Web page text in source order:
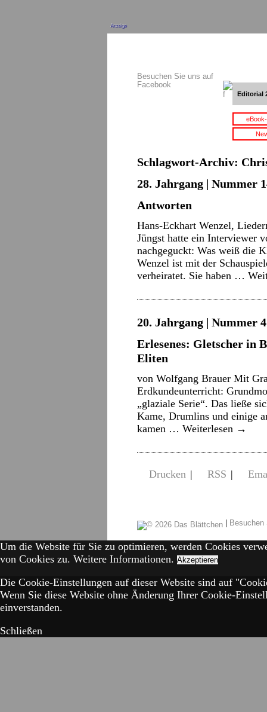
Anzeige
Besuchen Sie uns auf
Facebook
Editorial
Schlagwort-Archiv:
28. Jahrgang | Nummer
Antworten
Hans-Eckhart Wenzel,
Jüngst hatte ein Interviewer
nachgeguckt: Was weiß die
Wenzel ist mit der
verheiratet. Sie haben …
20. Jahrgang | Nummer
Erlesenes: Gletscher in
Eliten
von Wolfgang Brauer Mit
Erdkundeunterricht:
„glaziale Serie“. Das ließe
Kame, Drumlins und einige
kamen … Weiterlesen →
Drucken | RSS |
|
Um die Website für Sie zu optimieren, werden Cookies
von Cookies zu. Weitere Informationen. Akzeptieren
Die Cookie-Einstellungen auf dieser Website sind auf
Wenn Sie diese Website ohne Änderung Ihrer Cookie-
einverstanden.
Schließen